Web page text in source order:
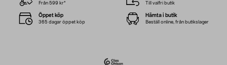
Från 599 kr* Till valfri butik
Öppet köp
365 dagar öppet köp
Hämta i butik
Beställ online, från butikslager